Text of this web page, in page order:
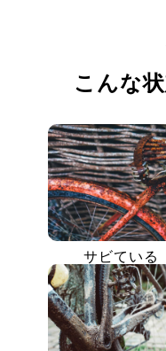
こんな
サビている